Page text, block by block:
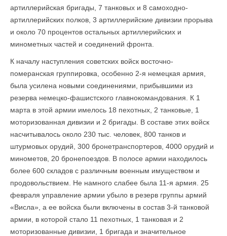
артиллерийская бригады, 7 танковых и 8 самоходно-
артиллерийских полков, 3 артиллерийские дивизии прорыва
и около 70 процентов остальных артиллерийских и
минометных частей и соединений фронта.
К началу наступления советских войск восточно-
померанская группировка, особенно 2-я немецкая армия,
была усилена новыми соединениями, прибывшими из
резерва немецко-фашистского главнокомандования. К 1
марта в этой армии имелось 18 пехотных, 2 танковые, 1
моторизованная дивизии и 2 бригады. В составе этих войск
насчитывалось около 230 тыс. человек, 800 танков и
штурмовых орудий, 300 бронетранспортеров, 4000 орудий и
минометов, 20 бронепоездов. В полосе армии находилось
более 600 складов с различным военным имуществом и
продовольствием. Не намного слабее была 11-я армия. 25
февраля управление армии убыло в резерв группы армий
«Висла», а ее войска были включены в состав 3-й танковой
армии, в которой стало 11 пехотных, 1 танковая и 2
моторизованные дивизии, 1 бригада и значительное